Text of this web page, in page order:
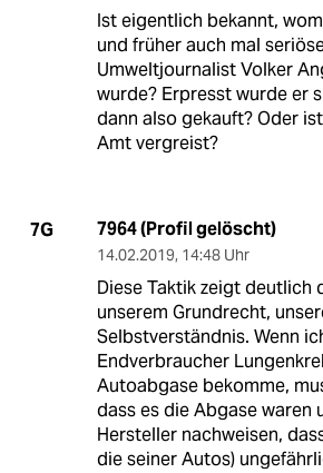
Ist eigentlich bekannt,
und früher auch mal
Umweltjournalist Volker
wurde? Erpresst wurde er
dann also gekauft? Oder
Amt vergreist?
7G 7964 (Profil gelöscht)
14.02.2019, 14:48 Uhr
Diese Taktik zeigt deutlich
unserem Grundrecht,
Selbstverständnis. Wenn
Endverbraucher
Autoabgase bekomme,
dass es die Abgase waren
Hersteller nachweisen,
die seiner Autos)